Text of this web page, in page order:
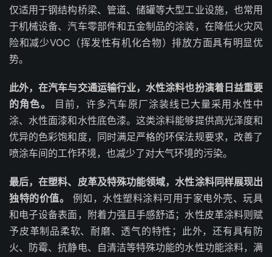
仅适用于钢结构桥梁、管道、储罐等大型工业设施，也常用
于机械设备、汽车零部件和五金制品的涂装，在降低火灾风
险和减少VOC（挥发性有机化合物）排放方面具有明显优
势。
此外，在汽车与交通运输行业，水性涂料也扮演着日益重要
的角色。
目前，许多汽车原厂涂装线已大量采用水性中
涂、水性面漆和水性底色漆。这类涂料能够提供高光泽度和
优异的色彩饱和度，同时满足严格的环保法规要求，改善了
喷涂车间的工作环境，也减少了对大气环境的污染。
最后，在塑料、皮革及特殊功能领域，水性涂料同样展现出
独特的价值。
例如，水性塑料涂料可用于家电外壳、玩具
和电子设备表面，附着力强且手感舒适；水性皮革涂料则赋
予皮革制品柔软、耐磨、透气的特性；此外，还有具有防
火、防霉、抗静电、自清洁等特殊功能的水性功能涂料，满